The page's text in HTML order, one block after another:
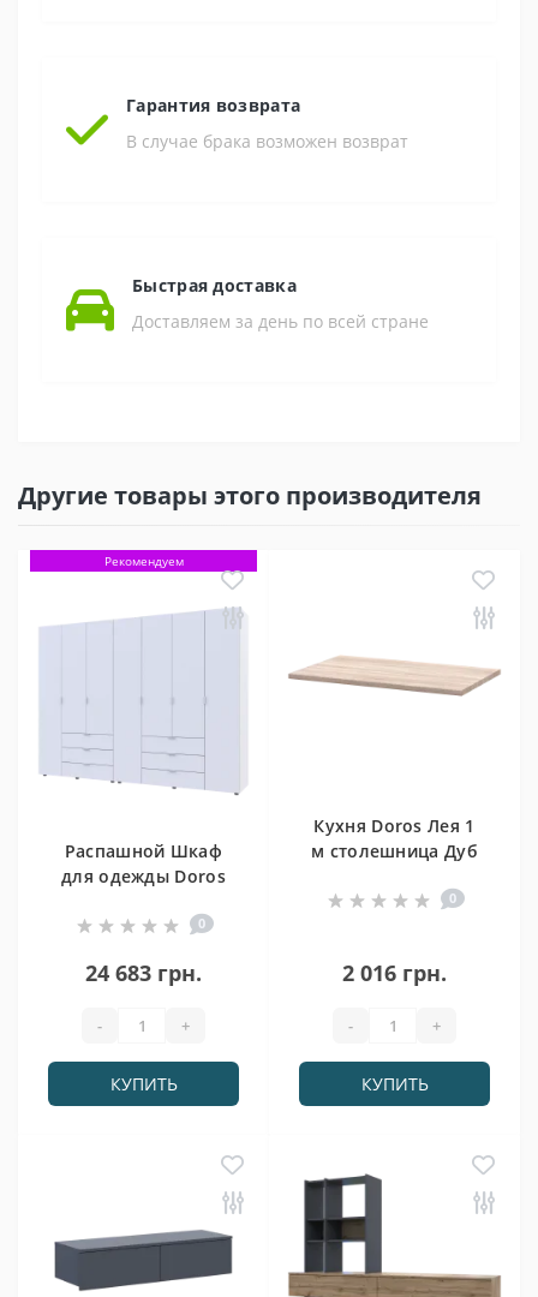
Гарантия возврата
В случае брака возможен возврат
Быстрая доставка
Доставляем за день по всей стране
Другие товары этого производителя
Рекомендуем
Распашной Шкаф
для одежды Doros
Белый 3+4 ДСП
(42002120)
0
24 683 грн.
- +
КУПИТЬ
Кухня Doros Лея 1
м столешница Дуб
0
2 016 грн.
- +
КУПИТЬ